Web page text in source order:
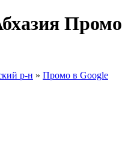
Промо
р-н » Промо в Google